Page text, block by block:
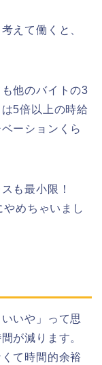
えて働くと、
他のバイトの3
5倍以上の時給
ーションくら
も最小限！
めちゃいまし
いや」って思
が減ります。
て時間的余裕